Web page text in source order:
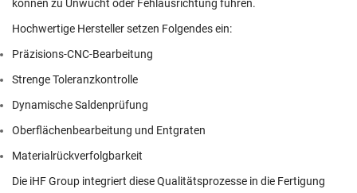
können zu Unwucht oder Fehlausrichtung führen.
Hochwertige Hersteller setzen Folgendes ein:
Präzisions-CNC-Bearbeitung
Strenge Toleranzkontrolle
Dynamische Saldenprüfung
Oberflächenbearbeitung und Entgraten
Materialrückverfolgbarkeit
Die iHF Group integriert diese Qualitätsprozesse in die Fertigung